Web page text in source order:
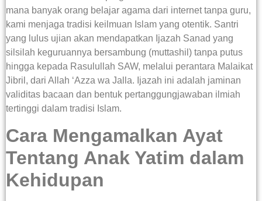
mana banyak orang belajar agama dari internet tanpa guru,
kami menjaga tradisi keilmuan Islam yang otentik. Santri
yang lulus ujian akan mendapatkan Ijazah Sanad yang
silsilah keguruannya bersambung (muttashil) tanpa putus
hingga kepada Rasulullah SAW, melalui perantara Malaikat
Jibril, dari Allah ‘Azza wa Jalla. Ijazah ini adalah jaminan
validitas bacaan dan bentuk pertanggungjawaban ilmiah
tertinggi dalam tradisi Islam.
Cara Mengamalkan Ayat
Tentang Anak Yatim dalam
Kehidupan